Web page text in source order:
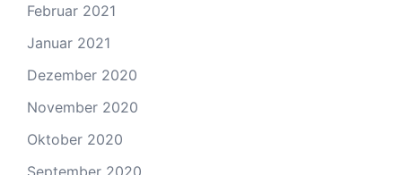
Februar 2021
Januar 2021
Dezember 2020
November 2020
Oktober 2020
September 2020